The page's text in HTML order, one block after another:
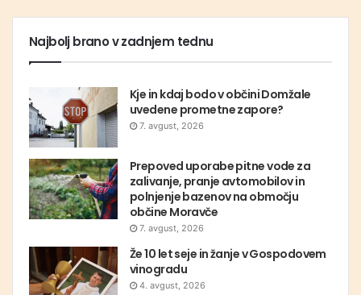
Najbolj brano v zadnjem tednu
Kje in kdaj bodo v občini Domžale
uvedene prometne zapore?
7. avgust, 2026
Prepoved uporabe pitne vode za
zalivanje, pranje avtomobilov in
polnjenje bazenov na območju
občine Moravče
7. avgust, 2026
Že 10 let seje in žanje v Gospodovem
vinogradu
4. avgust, 2026